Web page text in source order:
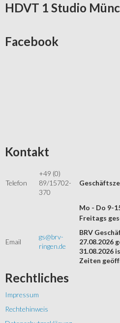
HDVT 1 Studio
Facebook
Kontakt
Telefon
+49 (0)
89/15702-
370
Mo - Do 9-
Email
gs@brv-
ringen.de
Freitags
BRV
27.08.2026
31.08.2026
Zeiten
Rechtliches
Impressum
Rechtehinweis